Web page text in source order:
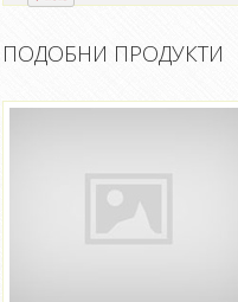
ПОДОБНИ ПРОДУКТИ